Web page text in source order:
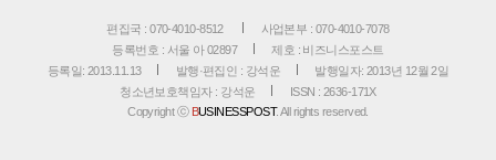
편집국 : 070-4010-8512
사업본부 : 070-4010-7078
등록번호 : 서울 아 02897
제호 : 비즈니스포스트
등록일: 2013.11.13
발행·편집인 : 강석운
발행일자: 2013년 12월 2일
청소년보호책임자 : 강석운
ISSN : 2636-171X
Copyright ⓒ BUSINESSPOST. All rights reserved.